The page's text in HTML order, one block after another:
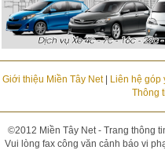
Giới thiệu Miền Tây Net| Liên hệ góp
Thông
©2012 Miền Tây Net - Trang thông
Vui lòng fax công văn cảnh báo vi